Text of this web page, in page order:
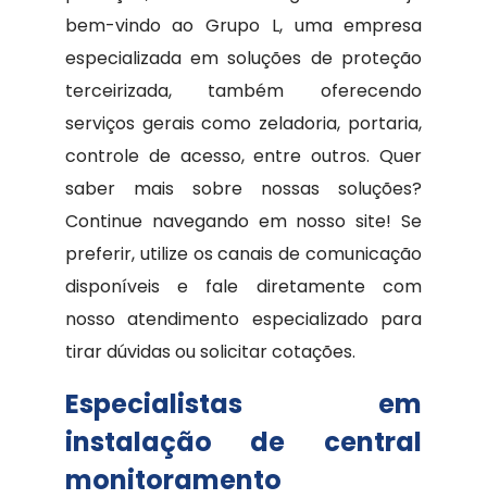
bem-vindo ao Grupo L, uma empresa
especializada em soluções de proteção
terceirizada, também oferecendo
serviços gerais como zeladoria, portaria,
controle de acesso, entre outros. Quer
saber mais sobre nossas soluções?
Continue navegando em nosso site! Se
preferir, utilize os canais de comunicação
disponíveis e fale diretamente com
nosso atendimento especializado para
tirar dúvidas ou solicitar cotações.
Especialistas em
instalação de central
monitoramento